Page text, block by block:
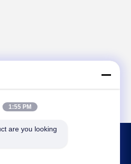
1:55 PM
are you looking